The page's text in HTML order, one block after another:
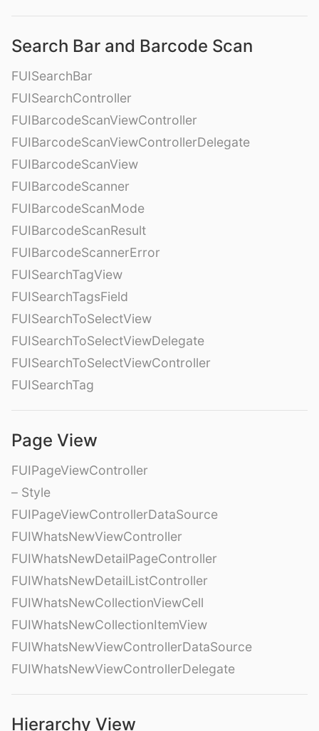
Search Bar and Barcode Scan
FUISearchBar
FUISearchController
FUIBarcodeScanViewController
FUIBarcodeScanViewControllerDelegate
FUIBarcodeScanView
FUIBarcodeScanner
FUIBarcodeScanMode
FUIBarcodeScanResult
FUIBarcodeScannerError
FUISearchTagView
FUISearchTagsField
FUISearchToSelectView
FUISearchToSelectViewDelegate
FUISearchToSelectViewController
FUISearchTag
Page View
FUIPageViewController
– Style
FUIPageViewControllerDataSource
FUIWhatsNewViewController
FUIWhatsNewDetailPageController
FUIWhatsNewDetailListController
FUIWhatsNewCollectionViewCell
FUIWhatsNewCollectionItemView
FUIWhatsNewViewControllerDataSource
FUIWhatsNewViewControllerDelegate
Hierarchy View